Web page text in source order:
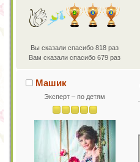
Вы сказали спасибо 818 раз
Вам сказали спасибо 679 раз
Машик
Эксперт – по детям